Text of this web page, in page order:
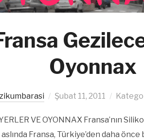
Oyonnax
Şubat 11, 2011
VE OYONNAX Fransa’nın
Fransa, Türkiye’den daha